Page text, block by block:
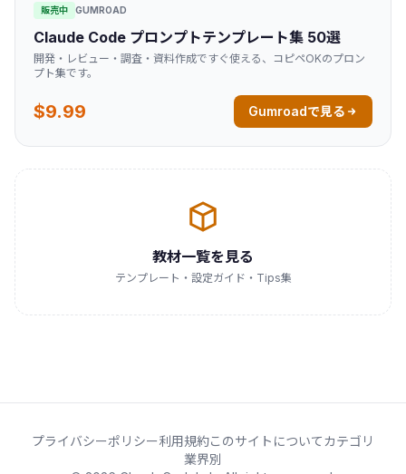
販売中 GUMROAD
Claude Code プロンプトテンプレート集 50選
開発・レビュー・調査・資料作成ですぐ使える、コピペOKのプロン
プト集です。
$9.99 Gumroadで見る
教材一覧を見る
テンプレート・設定ガイド・Tips集
プライバシーポリシー利用規約このサイトについてカテゴリ
業界別